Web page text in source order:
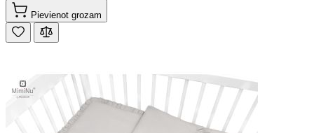
Pievienot grozam